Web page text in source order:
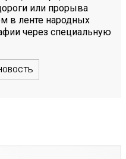
или прорыва
в ленте народных
через специальную